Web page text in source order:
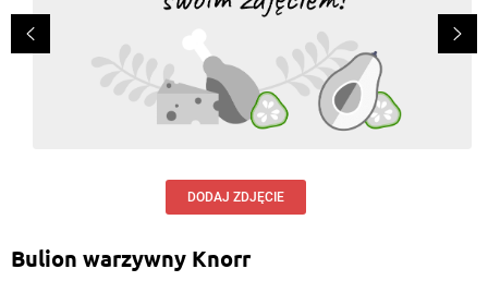
DODAJ ZDJĘCIE
Bulion warzywny Knorr